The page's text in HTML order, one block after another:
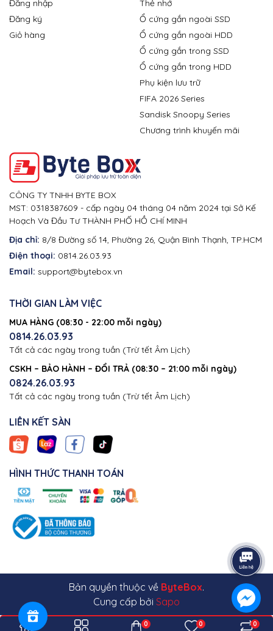
Đăng nhập
Đăng ký
Giỏ hàng
Thẻ nhớ
Ổ cứng gắn ngoài SSD
Ổ cứng gắn ngoài HDD
Ổ cứng gắn trong SSD
Ổ cứng gắn trong HDD
Phụ kiện lưu trữ
FIFA 2026 Series
Sandisk Snoopy Series
Chương trình khuyến mãi
CÔNG TY TNHH BYTE BOX
MST: 0318387609 - cấp ngày 04 tháng 04 năm 2024 tại Sở Kế
Hoạch Và Đầu Tư THÀNH PHỐ HỒ CHÍ MINH
Địa chỉ: 8/8 Đường số 14, Phường 26, Quận Bình Thạnh, TP.HCM
Điện thoại: 0814.26.03.93
Email: support@bytebox.vn
THỜI GIAN LÀM VIỆC
MUA HÀNG (08:30 - 22:00 mỗi ngày)
0814.26.03.93
Tất cả các ngày trong tuần (Trừ tết Âm Lịch)
CSKH – BẢO HÀNH – ĐỔI TRẢ (08:30 – 21:00 mỗi ngày)
0824.26.03.93
Tất cả các ngày trong tuần (Trừ tết Âm Lịch)
LIÊN KẾT SÀN
HÌNH THỨC THANH TOÁN
Bản quyền thuộc về ByteBox.
Cung cấp bởi Sapo
0 0 0